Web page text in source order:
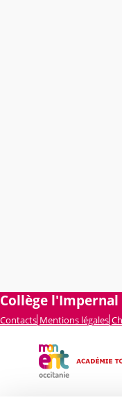
Collège l'Impernal
Contacts Mentions légales